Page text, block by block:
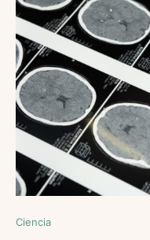
Ciencia